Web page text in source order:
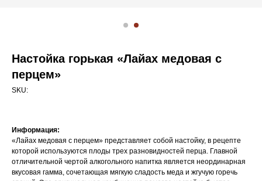
Настойка горькая «Лайах медовая с
перцем»
SKU:
Информация:
«Лайах медовая с перцем» представляет собой настойку, в рецепте
которой используются плоды трех разновидностей перца. Главной
отличительной чертой алкогольного напитка является неординарная
вкусовая гамма, сочетающая мягкую сладость меда и жгучую горечь